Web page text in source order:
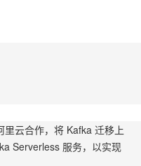
云合作，将 Kafka 迁移上
Serverless 服务，以实现